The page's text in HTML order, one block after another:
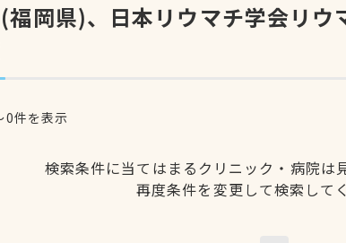
福岡県)、日本リウマチ学会リウ
0件を表示
検索条件に当てはまるクリニック・病院は
再度条件を変更して検索して